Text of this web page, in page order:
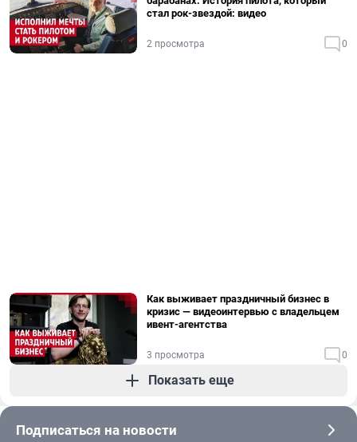
стал рок-звездой: видео
2 просмотра 0
Как выживает праздничный бизнес в
кризис — видеоинтервью с владельцем
ивент-агентства
3 просмотра 0
Показать еще
Подписаться на новости